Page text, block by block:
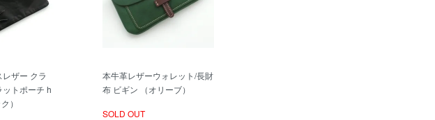
ザー クラ
ットポーチ h
）
本牛革レザーウォレット/長財
布 ビギン （オリーブ）
SOLD OUT